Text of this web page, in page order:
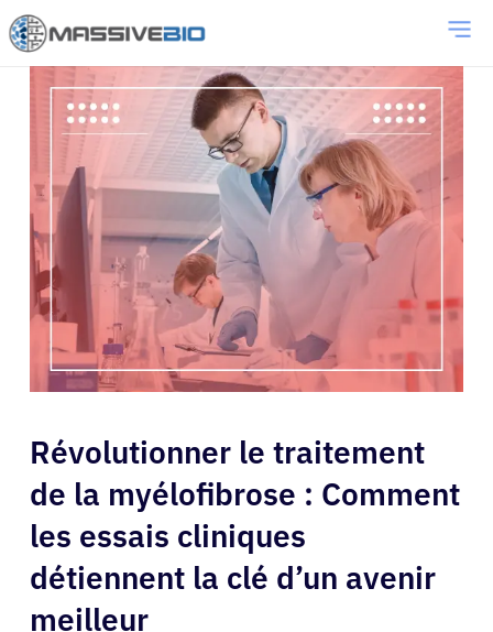
Révolutionner le traitement
de la myélofibrose : Comment
les essais cliniques
détiennent la clé d’un avenir
meilleur